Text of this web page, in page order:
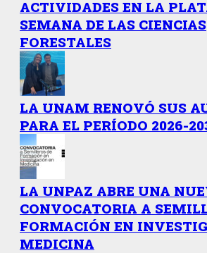
ACTIVIDADES EN LA
SEMANA DE LAS CIENCIAS
FORESTALES
LA UNAM RENOVÓ SUS
PARA EL PERÍODO 2026-
LA UNPAZ ABRE UNA
CONVOCATORIA A
FORMACIÓN EN
MEDICINA